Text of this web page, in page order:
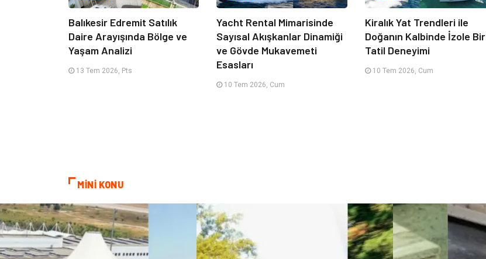
Balıkesir Edremit Satılık
Daire Arayışında Bölge ve
Yaşam Analizi
13 Tem 2026, Pts
Yacht Rental Mimarisinde
Sayısal Akışkanlar Dinamiği
ve Gövde Mukavemeti
Esasları
10 Tem 2026, Cum
Kiralık Yat Trendleri ile
Doğanın Kalbinde İzole Bir
Tatil Deneyimi
10 Tem 2026, Cum
MİNİ KONU